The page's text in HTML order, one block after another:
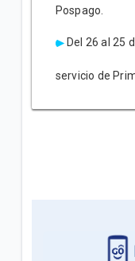
Pospago.
Del 26 al 25
servicio de